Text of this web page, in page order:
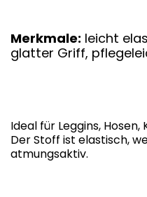
Merkmale: leicht
glatter Griff,
Ideal für Leggins,
Der Stoff ist elastisch,
atmungsaktiv.